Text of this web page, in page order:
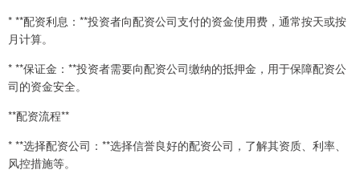
* **配资利息：**投资者向配资公司支付的资金使用费，通常按天或按
月计算。
* **保证金：**投资者需要向配资公司缴纳的抵押金，用于保障配资公
司的资金安全。
**配资流程**
* **选择配资公司：**选择信誉良好的配资公司，了解其资质、利率、
风控措施等。